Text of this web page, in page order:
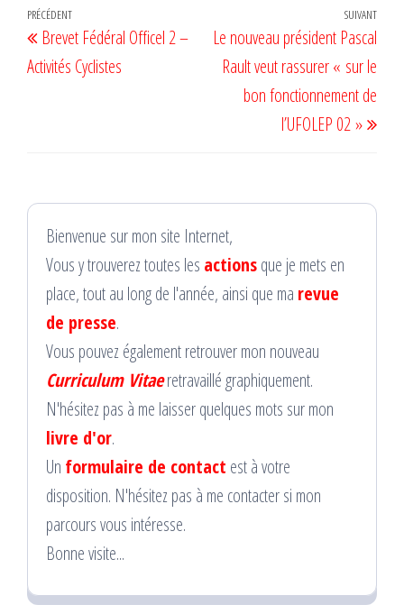
Navigation
de
l’article
Article
précédent
PRÉCÉDENT
Brevet Fédéral Officel 2 –
Activités Cyclistes
SUIVANT
Le nouveau président Pascal
Rault veut rassurer « sur le
bon fonctionnement de
l’UFOLEP 02 »
Bienvenue sur mon site Internet,
Vous y trouverez toutes les actionsque je mets en
place, tout au long de l'année, ainsi que ma revue
de presse.
Vous pouvez également retrouver mon nouveau
Curriculum Vitaeretravaillé graphiquement.
N'hésitez pas à me laisser quelques mots sur mon
livre d'or.
Un formulaire de contact est à votre
disposition. N'hésitez pas à me contacter si mon
parcours vous intéresse.
Bonne visite...